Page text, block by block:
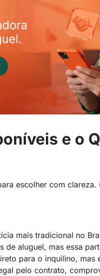
e o
escolher com clareza.
mais tradicional no
aluguel, mas essa
para o inquilino, mas
pelo contrato,